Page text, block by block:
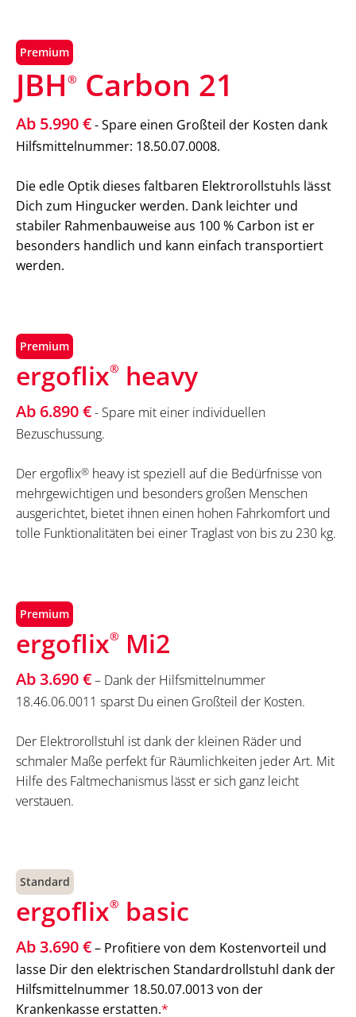
Premium
ergoflix® heavy
Ab 6.890 €- Spare mit einer individuellen
Bezuschussung.
Der ergoflix® heavy ist speziell auf die Bedürfnisse von
mehrgewichtigen und besonders großen Menschen
ausgerichtet, bietet ihnen einen hohen Fahrkomfort und
tolle Funktionalitäten bei einer Traglast von bis zu 230 kg.
Premium
JBH ® Carbon 21
Ab 5.990 €- Spare einen Großteil der Kosten dank
Hilfsmittelnummer: 18.50.07.0008.
Die edle Optik dieses faltbaren Elektrorollstuhls lässt
Dich zum Hingucker werden. Dank leichter und
stabiler Rahmenbauweise aus 100 % Carbon ist er
besonders handlich und kann einfach transportiert
werden.
Premium
ergoflix® Mi2
Ab 3.690 €– Dank der Hilfsmittelnummer
18.46.06.0011 sparst Du einen Großteil der Kosten.
Der Elektrorollstuhl ist dank der kleinen Räder und
schmaler Maße perfekt für Räumlichkeiten jeder Art. Mit
Hilfe des Faltmechanismus lässt er sich ganz leicht
verstauen.
Standard
ergoflix® basic
Ab 3.690 €– Profitiere von dem Kostenvorteil und
lasse Dir den elektrischen Standardrollstuhl dank der
Hilfsmittelnummer 18.50.07.0013 von der
Krankenkasse erstatten.*